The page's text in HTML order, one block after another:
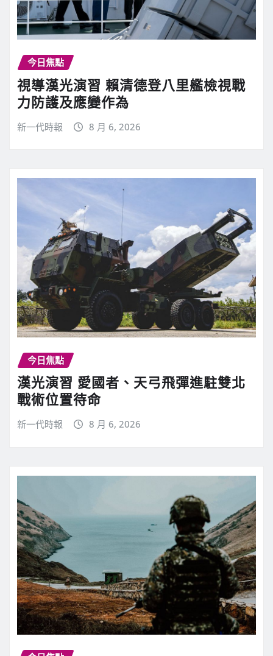
今日焦點
視導漢光演習 賴清德登八里艦檢視戰
力防護及應變作為
新一代時報 8 月 6, 2026
今日焦點
漢光演習 愛國者、天弓飛彈進駐雙北
戰術位置待命
新一代時報 8 月 6, 2026